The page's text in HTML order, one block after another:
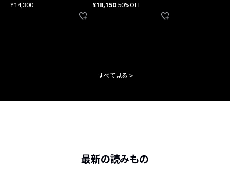
¥14,300 ¥18,150 50%OFF
すべて見る
最新の読みもの